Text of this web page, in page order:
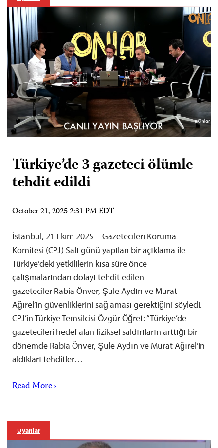
Türkiye’de 3 gazeteci ölümle
tehdit edildi
October 21, 2025 2:31 PM EDT
İstanbul, 21 Ekim 2025—Gazetecileri Koruma
Komitesi (CPJ) Salı günü yapılan bir açıklama ile
Türkiye’deki yetkililerin kısa süre önce
çalışmalarından dolayı tehdit edilen
gazeteciler Rabia Önver, Şule Aydın ve Murat
Ağırel’in güvenliklerini sağlaması gerektiğini söyledi.
CPJ’in Türkiye Temsilcisi Özgür Öğret: “Türkiye’de
gazetecileri hedef alan fiziksel saldırıların arttığı bir
dönemde Rabia Önver, Şule Aydın ve Murat Ağırel’in
aldıkları tehditler…
Read More ›
Uyarılar